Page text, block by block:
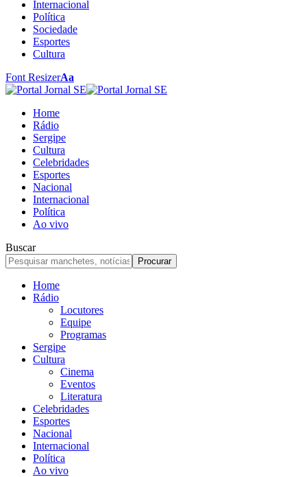
Internacional
Política
Sociedade
Esportes
Cultura
Font ResizerAa
Home
Rádio
Sergipe
Cultura
Celebridades
Esportes
Nacional
Internacional
Política
Ao vivo
Buscar
Home
Rádio
Locutores
Equipe
Programas
Sergipe
Cultura
Cinema
Eventos
Literatura
Celebridades
Esportes
Nacional
Internacional
Política
Ao vivo